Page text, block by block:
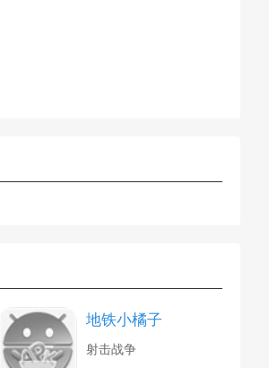
地铁小橘子
射击战争